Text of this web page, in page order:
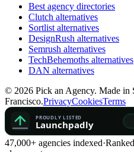
Best agency directories
Clutch alternatives
Sortlist alternatives
DesignRush alternatives
Semrush alternatives
TechBehemoths alternatives
DAN alternatives
© 2026 Pick an Agency. Made in
Francisco.PrivacyCookiesTerms
47,000+ agencies indexed·